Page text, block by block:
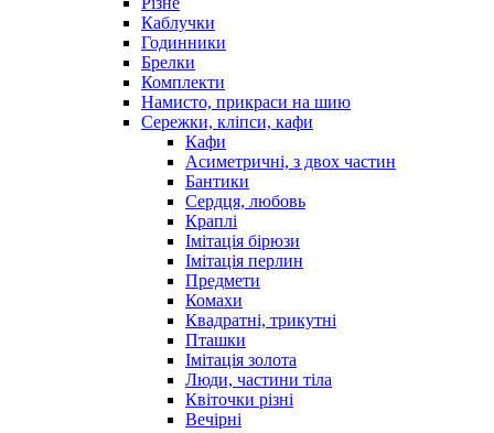
Каблучки
Годинники
Брелки
Комплекти
Намисто, прикраси на шию
Сережки, кліпси, кафи
Кафи
Асиметричні, з двох частин
Бантики
Сердця, любовь
Краплі
Імітація бірюзи
Імітація перлин
Предмети
Комахи
Квадратні, трикутні
Пташки
Імітація золота
Люди, частини тіла
Квіточки різні
Вечірні